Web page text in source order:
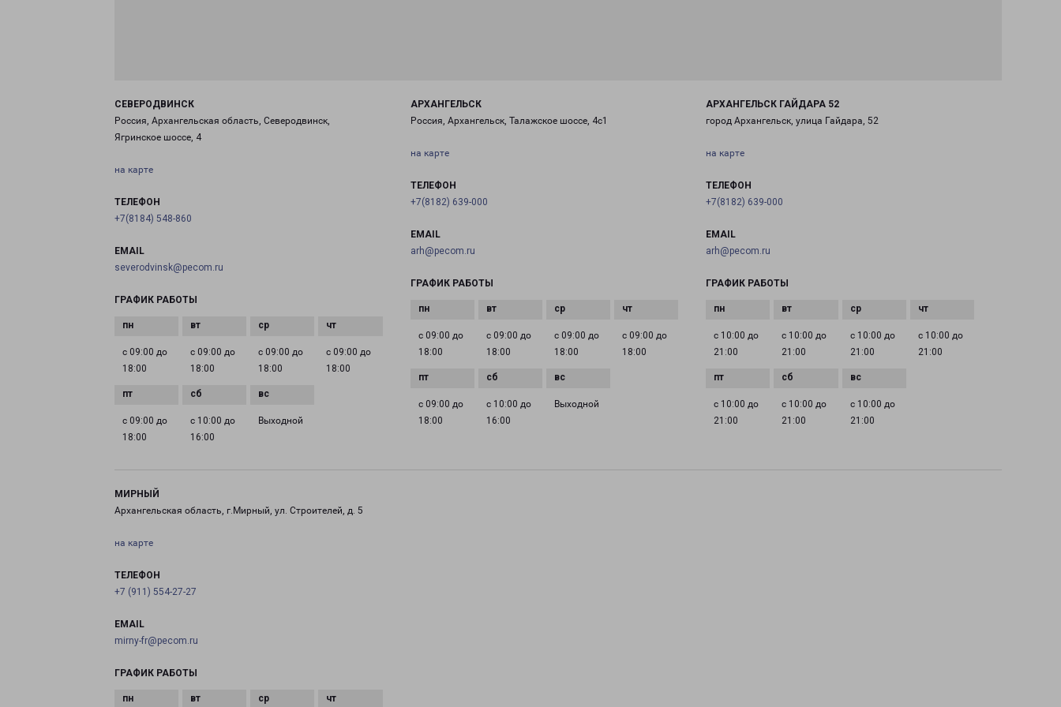
СЕВЕРОДВИНСК
Россия, Архангельская область, Северодвинск,
Ягринское шоссе, 4
на карте
ТЕЛЕФОН
+7(8184) 548-860
EMAIL
severodvinsk@pecom.ru
ГРАФИК РАБОТЫ
с 09:00 до
18:00
с 09:00 до
18:00
с 09:00 до
18:00
с 09:00 до
18:00
с 09:00 до
18:00
с 10:00 до
16:00
Выходной
АРХАНГЕЛЬСК
Россия, Архангельск, Талажское шоссе, 4с1
на карте
ТЕЛЕФОН
+7(8182) 639-000
EMAIL
arh@pecom.ru
ГРАФИК РАБОТЫ
с 09:00 до
18:00
с 09:00 до
18:00
с 09:00 до
18:00
с 09:00 до
18:00
с 09:00 до
18:00
с 10:00 до
16:00
Выходной
АРХАНГЕЛЬСК ГАЙДАРА 52
город Архангельск, улица Гайдара, 52
на карте
ТЕЛЕФОН
+7(8182) 639-000
EMAIL
arh@pecom.ru
ГРАФИК РАБОТЫ
с 10:00 до
21:00
с 10:00 до
21:00
с 10:00 до
21:00
с 10:00 до
21:00
с 10:00 до
21:00
с 10:00 до
21:00
с 10:00 до
21:00
МИРНЫЙ
Архангельская область, г.Мирный, ул. Строителей, д. 5
на карте
ТЕЛЕФОН
+7 (911) 554-27-27
EMAIL
mirny-fr@pecom.ru
ГРАФИК РАБОТЫ